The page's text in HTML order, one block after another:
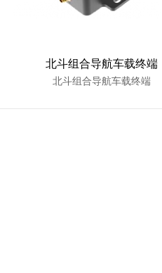
北斗组合导航车载终端
北斗组合导航车载终端